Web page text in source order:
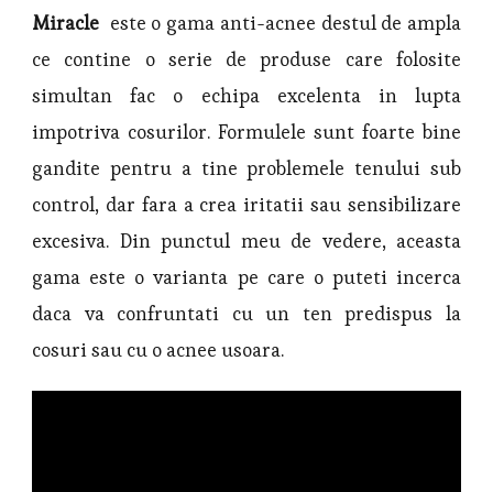
Miracle este o gama anti-acnee destul de ampla
ce contine o serie de produse care folosite
simultan fac o echipa excelenta in lupta
impotriva cosurilor. Formulele sunt foarte bine
gandite pentru a tine problemele tenului sub
control, dar fara a crea iritatii sau sensibilizare
excesiva. Din punctul meu de vedere, aceasta
gama este o varianta pe care o puteti incerca
daca va confruntati cu un ten predispus la
cosuri sau cu o acnee usoara.